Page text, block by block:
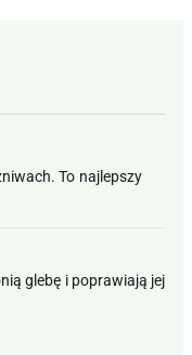
To najlepszy
glebę i poprawiają jej